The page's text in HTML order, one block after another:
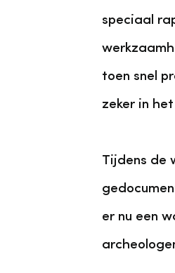
speciaal
toen snel
zeker in
Tijdens de
er nu een